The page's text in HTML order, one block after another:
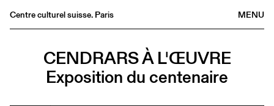
MENU
Centre culturel suisse. Paris
CENDRARS À L'ŒUVRE
Exposition du centenaire